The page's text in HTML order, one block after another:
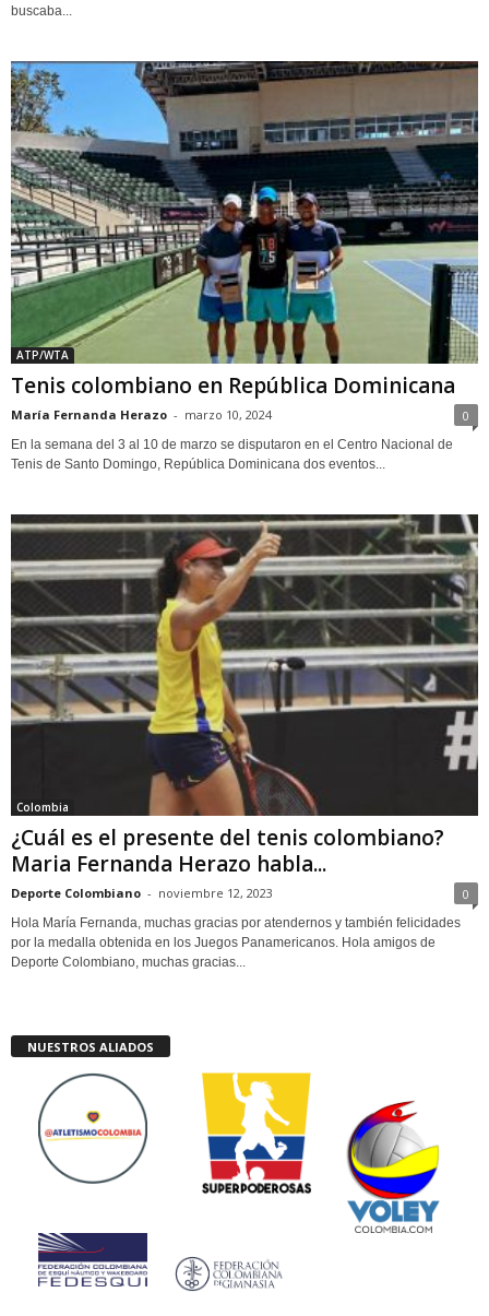
buscaba...
ATP/WTA
Tenis colombiano en República Dominicana
María Fernanda Herazo - marzo 10, 2024 0
En la semana del 3 al 10 de marzo se disputaron en el Centro Nacional de
Tenis de Santo Domingo, República Dominicana dos eventos...
Colombia
¿Cuál es el presente del tenis colombiano?
Maria Fernanda Herazo habla...
Deporte Colombiano - noviembre 12, 2023 0
Hola María Fernanda, muchas gracias por atendernos y también felicidades
por la medalla obtenida en los Juegos Panamericanos. Hola amigos de
Deporte Colombiano, muchas gracias...
NUESTROS ALIADOS